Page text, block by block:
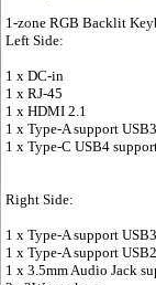
1-zone RGB Backlit
Left Side:
1 x DC-in
1 x RJ-45
1 x HDMI 2.1
1 x Type-A support
1 x Type-C USB4
Right Side:
1 x Type-A support
1 x Type-A support
1 x 3.5mm Audio Jack